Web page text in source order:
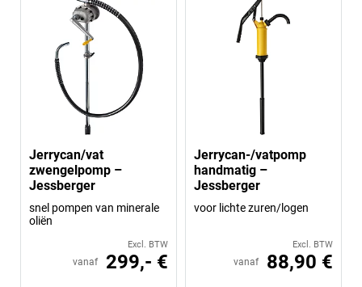
Jerrycan/vat
zwengelpomp –
Jessberger
snel pompen van minerale
oliën
Excl. BTW
vanaf 299,- €
Jerrycan-/vatpomp
handmatig –
Jessberger
voor lichte zuren/logen
Excl. BTW
vanaf 88,90 €